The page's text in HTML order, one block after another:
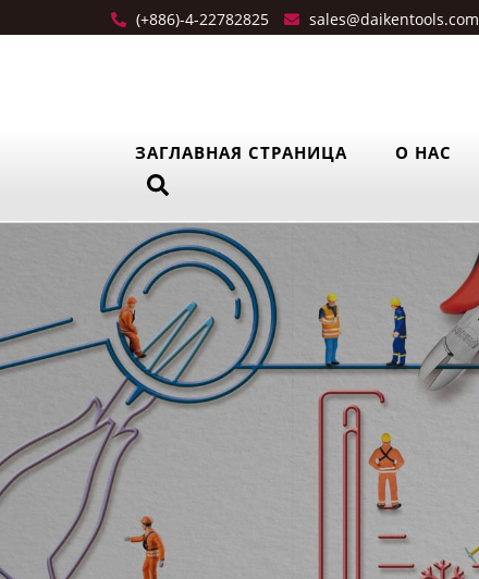
(+886)-4-22782825 sales@daikentools.com
ЗАГЛАВНАЯ СТРАНИЦА О НАС